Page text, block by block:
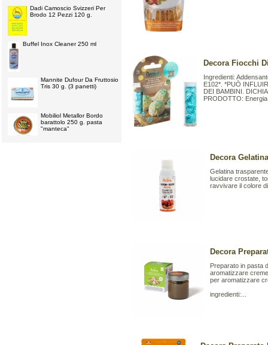
Dadi Camoscio Svizzeri Per
Brodo 12 Pezzi 120 g.
Buffel Inox Cleaner 250 ml
Mannite Dufour Da Fruttosio
Tris 30 g. (3 panetti)
Mobiliol Metallor Bordo
barattolo 250 g. pasta
"manteca"
Decora Fiocchi
Ingredienti:
E102*. *PUÒ
DEI BAMBINI.
PRODOTTO:
Decora
Gelatina
lucidare crostate,
ravvivare il colore
Decora
Preparato in pasta
aromatizzare
per aromatizzare
ingredienti:...